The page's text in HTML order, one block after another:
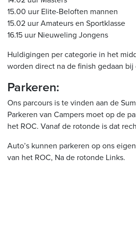
15.00 uur Elite-Beloften mannen
15.02 uur Amateurs en Sportklasse
16.15 uur Nieuweling Jongens
Huldigingen per categorie in het
worden direct na de finish gedaan bij
Parkeren:
Ons parcours is te vinden aan de
Parkeren van Campers moet op de
het ROC. Vanaf de rotonde is dat
Auto’s kunnen parkeren op ons
van het ROC, Na de rotonde Links.